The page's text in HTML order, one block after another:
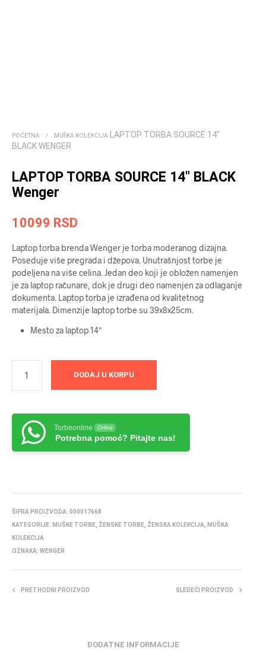
POČETNA / MUŠKA KOLEKCIJA LAPTOP TORBA SOURCE 14″
BLACK WENGER
LAPTOP TORBA SOURCE 14″ BLACK
Wenger
10099 RSD
Laptop torba brenda Wenger je torba moderanog dizajna.
Poseduje više pregrada i džepova. Unutrašnjost torbe je
podeljena na više celina. Jedan deo koji je obložen namenjen
je za laptop računare, dok je drugi deo namenjen za odlaganje
dokumenta. Laptop torba je izrađena od kvalitetnog
materijala. Dimenzije laptop torbe su 39x8x25cm.
Mesto za laptop 14″
DODAJ U KORPU
Torbeonline Online
Potrebna pomoć? Pitajte nas!
ŠIFRA PROIZVODA: 000017668
KATEGORIJE: MUŠKE TORBE ŽENSKE TORBE ŽENSKA KOLEKCIJA
MUŠKA
KOLEKCIJA
OZNAKA: WENGER
PRETHODNI PROIZVOD SLEDEĆI PROIZVOD
DODATNE INFORMACIJE